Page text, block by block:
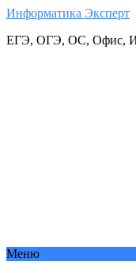
Информатика Эксперт
ЕГЭ, ОГЭ, ОС, Офис,
Меню